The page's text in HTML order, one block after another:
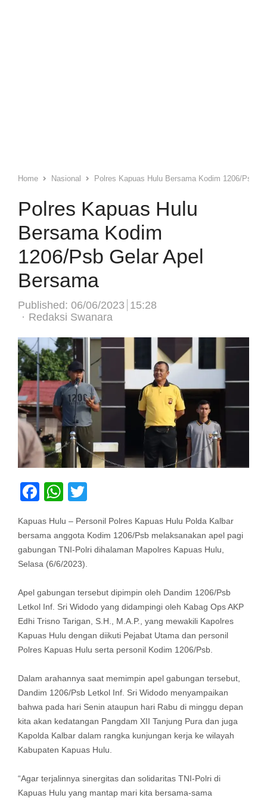
Home Nasional Polres Kapuas Hulu Bersama Kodim 1206/Psb
Polres Kapuas Hulu
Bersama Kodim
1206/Psb Gelar Apel
Bersama
Published: 06/06/2023 15:28
Author
Redaksi Swanara
Facebook
WhatsApp
Kapuas Hulu – Personil Polres Kapuas Hulu Polda Kalbar
bersama anggota Kodim 1206/Psb melaksanakan apel pagi
gabungan TNI-Polri dihalaman Mapolres Kapuas Hulu,
Selasa (6/6/2023).
Apel gabungan tersebut dipimpin oleh Dandim 1206/Psb
Letkol Inf. Sri Widodo yang didampingi oleh Kabag Ops AKP
Edhi Trisno Tarigan, S.H., M.A.P., yang mewakili Kapolres
Kapuas Hulu dengan diikuti Pejabat Utama dan personil
Polres Kapuas Hulu serta personil Kodim 1206/Psb.
Dalam arahannya saat memimpin apel gabungan tersebut,
Dandim 1206/Psb Letkol Inf. Sri Widodo menyampaikan
bahwa pada hari Senin ataupun hari Rabu di minggu depan
kita akan kedatangan Pangdam XII Tanjung Pura dan juga
Kapolda Kalbar dalam rangka kunjungan kerja ke wilayah
Kabupaten Kapuas Hulu.
“Agar terjalinnya sinergitas dan solidaritas TNI-Polri di
Kapuas Hulu yang mantap mari kita bersama-sama